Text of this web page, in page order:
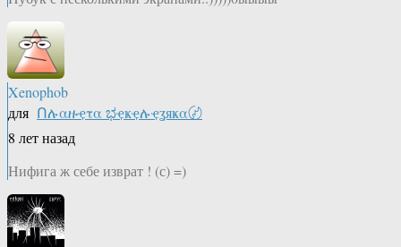
Xenophob
для Ոሉαዙҿτα ಭҿҝҿሉҿʓяҝα〄
8 лет назад
Нифига ж себе изврат ! (с) =)